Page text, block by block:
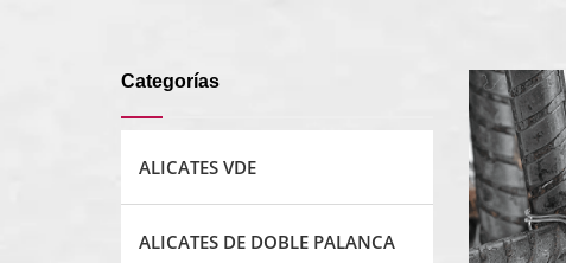
Categorías
ALICATES VDE
ALICATES DE DOBLE PALANCA